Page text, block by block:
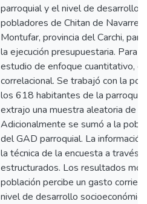
parroquial y el nivel de desarrollo
pobladores de Chitan de
Montufar, provincia del Carchi,
la ejecución presupuestaria. Para
estudio de enfoque cuantitativo,
correlacional. Se trabajó con la
los 618 habitantes de la
extrajo una muestra aleatoria de
Adicionalmente se sumó a la
del GAD parroquial. La
la técnica de la encuesta a través
estructurados. Los resultados
población percibe un gasto
nivel de desarrollo